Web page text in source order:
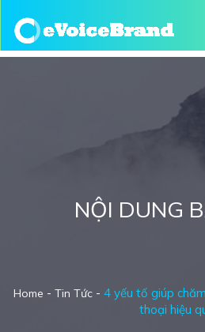
NỘI DUNG
Home - Tin Tức - 4 yếu tố giúp
thoại hiệu